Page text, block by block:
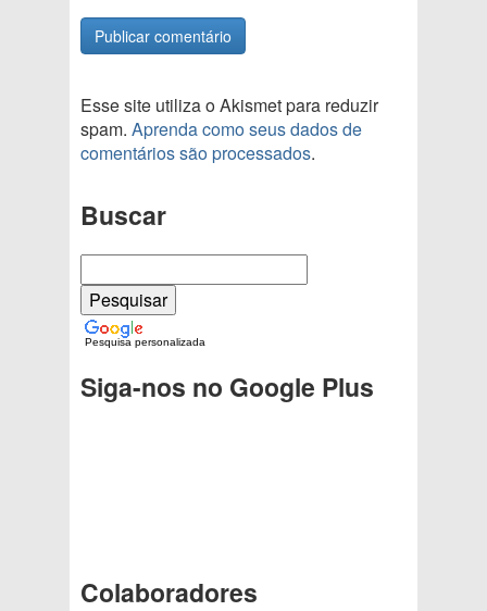
Esse site utiliza o Akismet para reduzir
spam. Aprenda como seus dados de
comentários são processados.
Buscar
Pesquisa personalizada
Siga-nos no Google Plus
Colaboradores